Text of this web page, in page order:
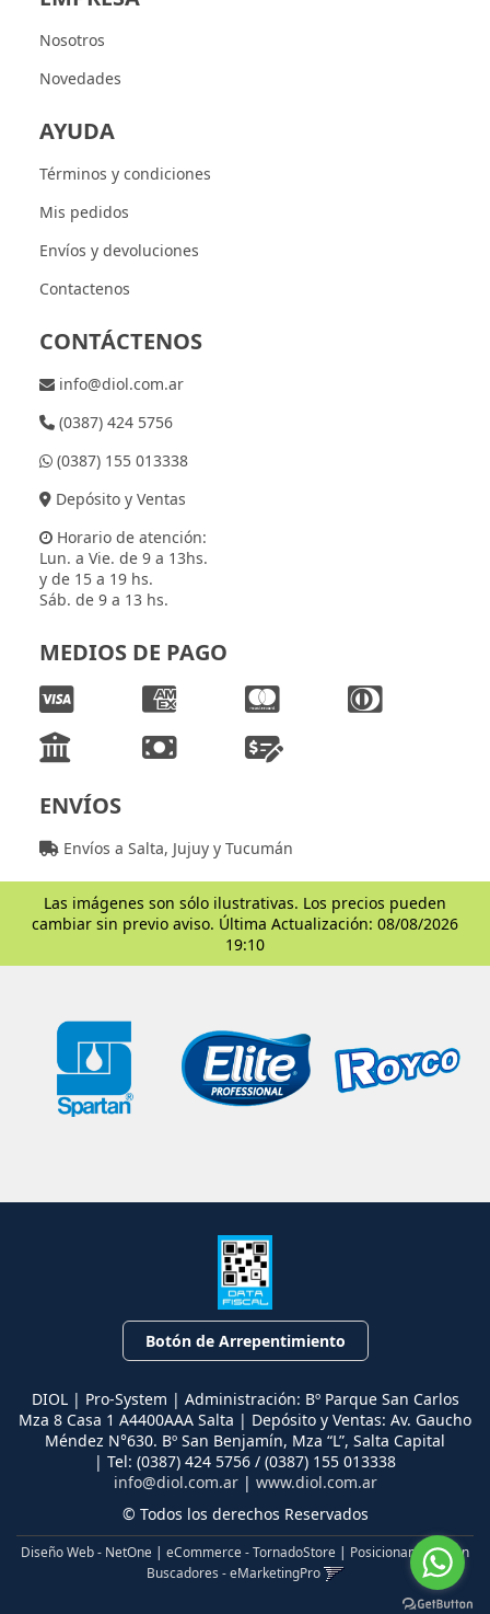
Nosotros
Novedades
AYUDA
Términos y condiciones
Mis pedidos
Envíos y devoluciones
Contactenos
CONTÁCTENOS
info@diol.com.ar
(0387) 424 5756
(0387) 155 013338
Depósito y Ventas
Horario de atención:
Lun. a Vie. de 9 a 13hs.
y de 15 a 19 hs.
Sáb. de 9 a 13 hs.
MEDIOS DE PAGO
ENVÍOS
Envíos a Salta, Jujuy y Tucumán
Las imágenes son sólo ilustrativas. Los precios pueden
cambiar sin previo aviso. Última Actualización: 08/08/2026
19:10
Botón de Arrepentimiento
DIOL | Pro-System | Administración: Bº Parque San Carlos
Mza 8 Casa 1 A4400AAA Salta | Depósito y Ventas: Av. Gaucho
Méndez N°630. Bº San Benjamín, Mza “L”, Salta Capital
| Tel: (0387) 424 5756 / (0387) 155 013338
info@diol.com.ar| www.diol.com.ar
© Todos los derechos Reservados
Diseño Web - NetOne | eCommerce - TornadoStore | Posicionamiento en
Buscadores - eMarketingPro